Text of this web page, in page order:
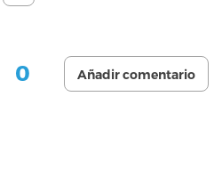
0 Añadir comentario